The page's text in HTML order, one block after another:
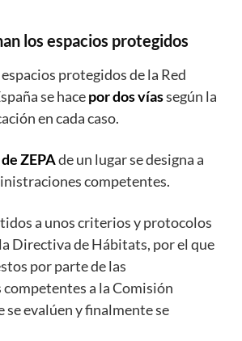
los espacios protegidos
protegidos de la Red
se hacepor dos víassegún la
en cada caso.
ZEPAde un lugar se designa a
competentes.
a unos criterios y protocolos
Directiva de Hábitats, por el que
por parte de las
a la Comisión
se evalúen y finalmente se